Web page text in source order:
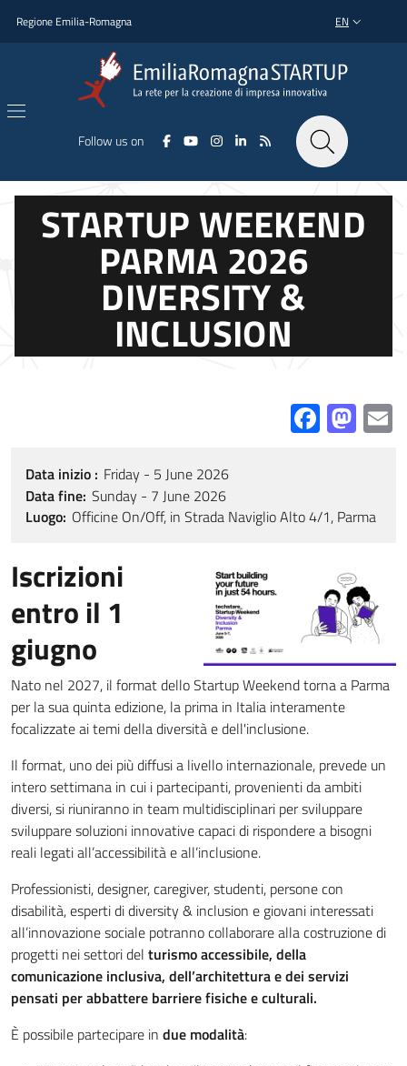
Regione Emilia-Romagna LANGUAGE
EN
Follow us on
STARTUP WEEKEND
PARMA 2026
DIVERSITY &
INCLUSION
Data inizio
Friday - 5 June 2026
Data fine Sunday - 7 June 2026
Luogo Officine On/Off, in Strada Naviglio Alto 4/1, Parma
Iscrizioni
entro il 1
giugno
Nato nel 2027, il format dello Startup Weekend torna a Parma
per la sua quinta edizione, la prima in Italia interamente
focalizzate ai temi della diversità e dell'inclusione.
Il format, uno dei più diffusi a livello internazionale, prevede un
intero settimana in cui i partecipanti, provenienti da ambiti
diversi, si riuniranno in team multidisciplinari per sviluppare
sviluppare soluzioni innovative capaci di rispondere a bisogni
reali legati all’accessibilità e all’inclusione.
Professionisti, designer, caregiver, studenti, persone con
disabilità, esperti di diversity & inclusion e giovani interessati
all’innovazione sociale potranno collaborare alla costruzione di
progetti nei settori del turismo accessibile, della
comunicazione inclusiva, dell’architettura e dei servizi
pensati per abbattere barriere fisiche e culturali.
È possibile partecipare in due modalità: